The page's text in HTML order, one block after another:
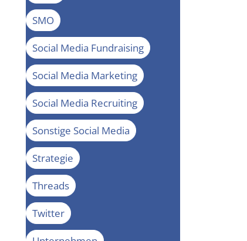
SMO
Social Media Fundraising
Social Media Marketing
Social Media Recruiting
Sonstige Social Media
Strategie
Threads
Twitter